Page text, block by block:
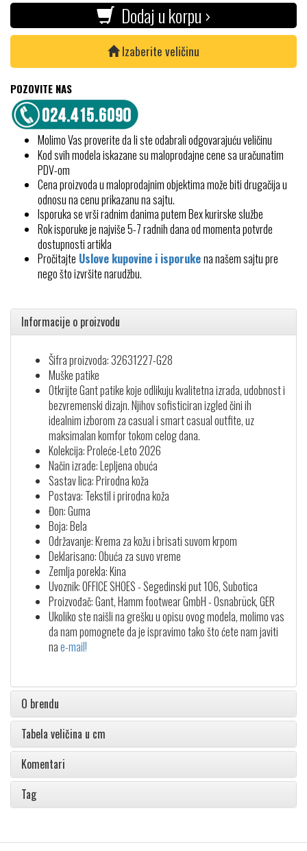
Dodaj u korpu ›
Izaberite veličinu
POZOVITE NAS
Molimo Vas proverite da li ste odabrali odgovarajuću veličinu
Kod svih modela iskazane su maloprodajne cene sa uračunatim
PDV-om
Cena proizvoda u maloprodajnim objektima može biti drugačija u
odnosu na cenu prikazanu na sajtu.
Isporuka se vrši radnim danima putem Bex kurirske službe
Rok isporuke je najviše 5-7 radnih dana od momenta potvrde
dostupnosti artikla
Pročitajte Uslove kupovine i isporukena našem sajtu pre
nego što izvršite narudžbu.
Informacije o proizvodu
Šifra proizvoda: 32631227-G28
Muške patike
Otkrijte Gant patike koje odlikuju kvalitetna izrada, udobnost i
bezvremenski dizajn. Njihov sofisticiran izgled čini ih
idealnim izborom za casual i smart casual outfite, uz
maksimalan komfor tokom celog dana.
Kolekcija: Proleće-Leto 2026
Način izrade: Lepljena obuća
Sastav lica: Prirodna koža
Postava: Tekstil i prirodna koža
Đon: Guma
Boja: Bela
Održavanje: Krema za kožu i brisati suvom krpom
Deklarisano: Obuća za suvo vreme
Zemlja porekla: Kina
Uvoznik: OFFICE SHOES - Segedinski put 106, Subotica
Proizvođač: Gant, Hamm footwear GmbH - Osnabrück, GER
Ukoliko ste naišli na grešku u opisu ovog modela, molimo vas
da nam pomognete da je ispravimo tako što ćete nam javiti
nae-mail!
O brendu
Tabela veličina u cm
Komentari
Tag